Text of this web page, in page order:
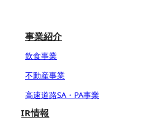
事業紹介
飲食事業
不動産事業
高速道路SA・PA事業
IR情報